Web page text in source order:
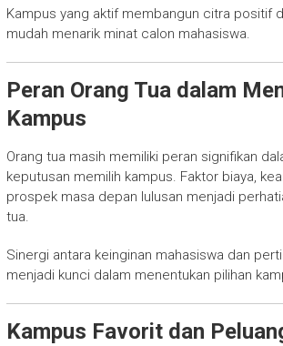
Kampus yang aktif membangun citra positif
mudah menarik minat calon mahasiswa.
Peran Orang Tua dalam
Kampus
Orang tua masih memiliki peran signifikan
keputusan memilih kampus. Faktor biaya,
prospek masa depan lulusan menjadi
tua.
Sinergi antara keinginan mahasiswa dan
menjadi kunci dalam menentukan pilihan
Kampus Favorit dan